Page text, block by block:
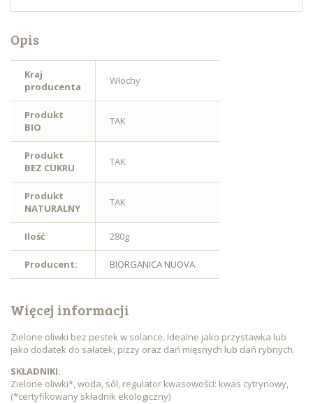
Opis
Kraj
producenta
Włochy
Produkt
BIO
TAK
Produkt
BEZ CUKRU
TAK
Produkt
NATURALNY
TAK
Ilość 280g
Producent: BIORGANICA NUOVA
Więcej informacji
Zielone oliwki bez pestek w solance. Idealne jako przystawka lub
jako dodatek do sałatek, pizzy oraz dań mięsnych lub dań rybnych.
SKŁADNIKI:
Zielone oliwki*, woda, sól, regulator kwasowości: kwas cytrynowy,
(*certyfikowany składnik ekologiczny)